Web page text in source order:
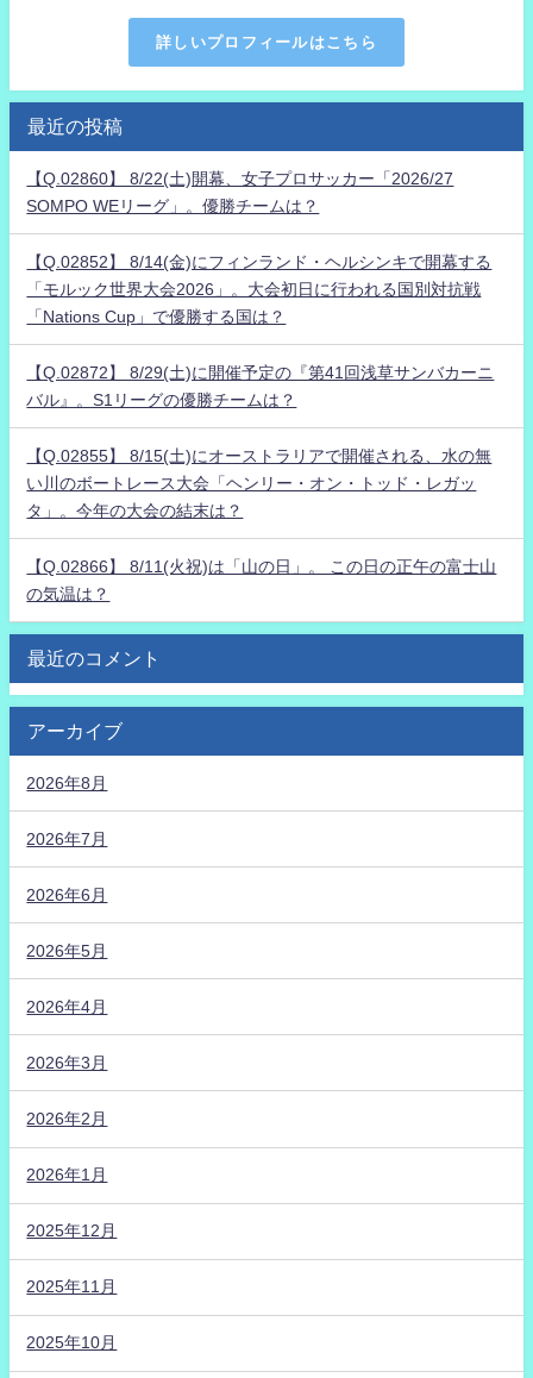
詳しいプロフィールはこちら
最近の投稿
【Q.02860】 8/22(土)開幕、女子プロサッカー「2026/27
SOMPO WEリーグ」。優勝チームは？
【Q.02852】 8/14(金)にフィンランド・ヘルシンキで開幕する
「モルック世界大会2026」。大会初日に行われる国別対抗戦
「Nations Cup」で優勝する国は？
【Q.02872】 8/29(土)に開催予定の『第41回浅草サンバカーニ
バル』。S1リーグの優勝チームは？
【Q.02855】 8/15(土)にオーストラリアで開催される、水の無
い川のボートレース大会「ヘンリー・オン・トッド・レガッ
タ」。今年の大会の結末は？
【Q.02866】 8/11(火祝)は「山の日」。 この日の正午の富士山
の気温は？
最近のコメント
アーカイブ
2026年8月
2026年7月
2026年6月
2026年5月
2026年4月
2026年3月
2026年2月
2026年1月
2025年12月
2025年11月
2025年10月